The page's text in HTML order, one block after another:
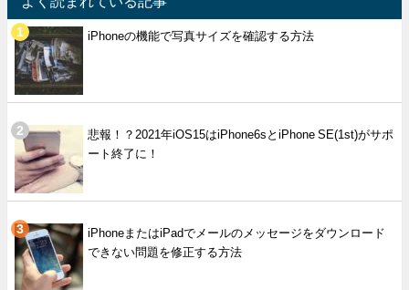
iPhoneの機能で写真サイズを確認する方法
悲報！？2021年iOS15はiPhone6sとiPhone SE(1st)がサポ
ート終了に！
iPhoneまたはiPadでメールのメッセージをダウンロード
できない問題を修正する方法